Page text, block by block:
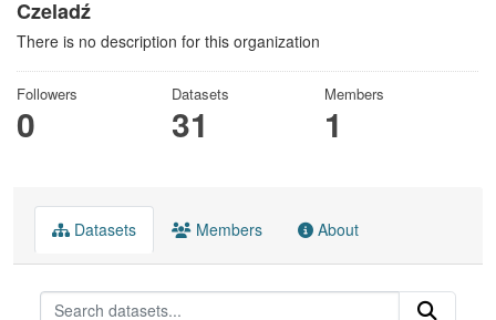
Czeladź
There is no description for this organization
Followers
0
Datasets
31
Members
1
Datasets Members About